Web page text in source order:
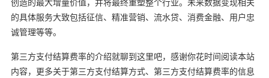
的具体服务大致包括征信、精准营销、流水贷、消费金融、用户忠
诚管理等等。
第三方支付结算费率的介绍就聊到这里吧，感谢你花时间阅读本站
内容，更多关于第三方支付结算方式、第三方支付结算费率的信息